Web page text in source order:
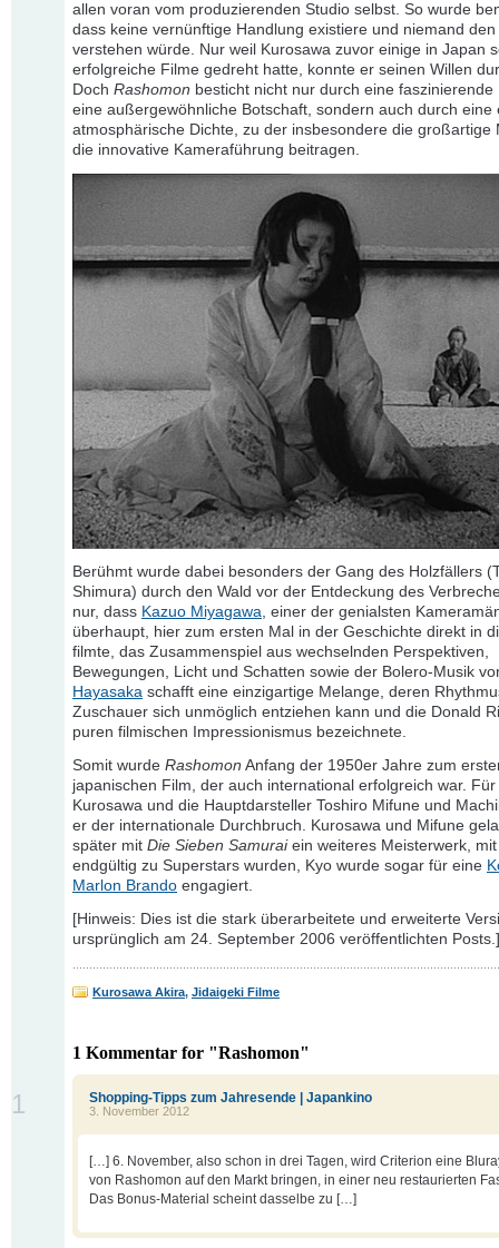
allen voran vom produzierenden Studio selbst. So wurde
dass keine vernünftige Handlung existiere und niemand den
verstehen würde. Nur weil Kurosawa zuvor einige in Japan
erfolgreiche Filme gedreht hatte, konnte er seinen Willen
Doch Rashomon besticht nicht nur durch eine faszinierende
eine außergewöhnliche Botschaft, sondern auch durch eine
atmosphärische Dichte, zu der insbesondere die großartige
die innovative Kameraführung beitragen.
Berühmt wurde dabei besonders der Gang des Holzfällers
Shimura) durch den Wald vor der Entdeckung des
nur, dass Kazuo Miyagawa, einer der genialsten
überhaupt, hier zum ersten Mal in der Geschichte direkt in
filmte, das Zusammenspiel aus wechselnden Perspektiven,
Bewegungen, Licht und Schatten sowie der Bolero-Musik
Hayasaka schafft eine einzigartige Melange, deren
Zuschauer sich unmöglich entziehen kann und die Donald
puren filmischen Impressionismus bezeichnete.
Somit wurde Rashomon Anfang der 1950er Jahre zum
japanischen Film, der auch international erfolgreich war.
Kurosawa und die Hauptdarsteller Toshiro Mifune und
er der internationale Durchbruch. Kurosawa und Mifune
später mit Die Sieben Samuraiein weiteres Meisterwerk,
endgültig zu Superstars wurden, Kyo wurde sogar für eine
Marlon Brando engagiert.
[Hinweis: Dies ist die stark überarbeitete und erweiterte
ursprünglich am 24. September 2006 veröffentlichten Posts.]
Kurosawa Akira, Jidaigeki Filme
1 Kommentar for "Rashomon"
Shopping-Tipps zum Jahresende | Japankino
3. November 2012
1
[…] 6. November, also schon in drei Tagen, wird Criterion eine
von Rashomon auf den Markt bringen, in einer neu restaurierten
Das Bonus-Material scheint dasselbe zu […]